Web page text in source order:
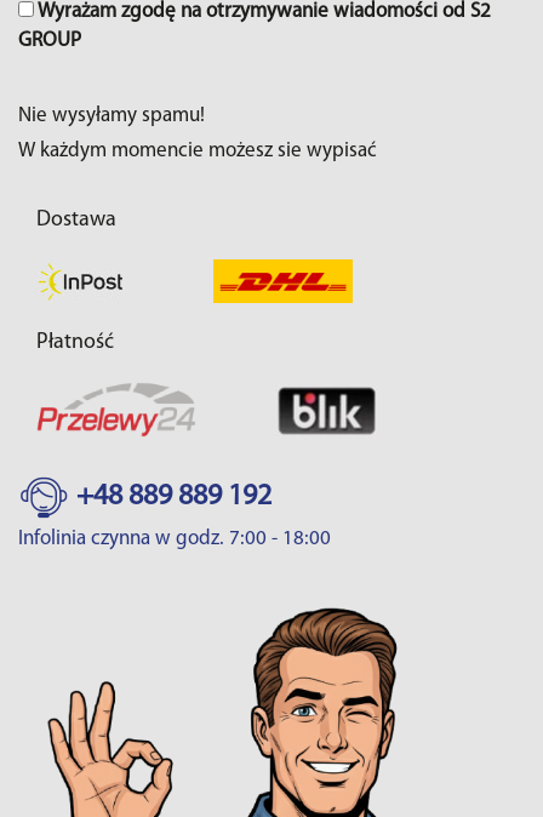
Wyrażam zgodę na otrzymywanie wiadomości od S2
GROUP
Nie wysyłamy spamu!
W każdym momencie możesz sie wypisać
Dostawa
Płatność
+48 889 889 192
Infolinia czynna w godz. 7:00 - 18:00